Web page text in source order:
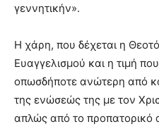
γεννητικήν».
Η χάρη, που δέχεται η
Ευαγγελισμού και η τιμή
οπωσδήποτε ανώτερη από
της ενώσεώς της με τον
απλώς από το